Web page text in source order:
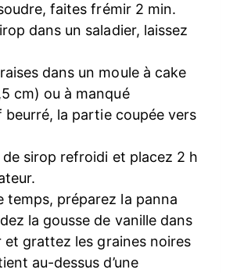
faites frémir 2 min.
dans un saladier, laissez
dans un moule à cake
cm) ou à manqué
beurré, la partie coupée vers
de sirop refroidi et placez 2 h
temps, préparez la panna
la gousse de vanille dans
et grattez les graines noires
au-dessus d’une